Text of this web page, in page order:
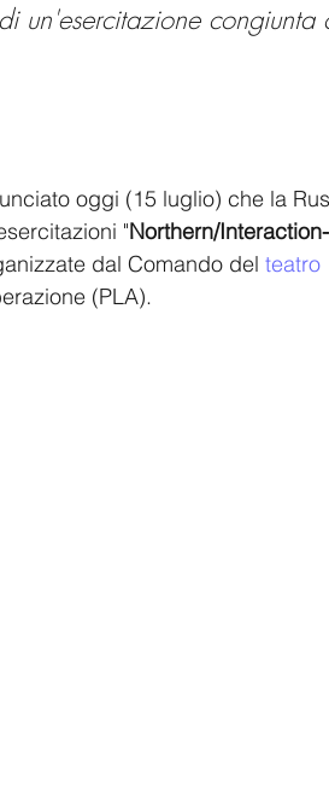
un'esercitazione congiunta
oggi (15 luglio) che la
"Northern/
dal Comando del teatro
(PLA).